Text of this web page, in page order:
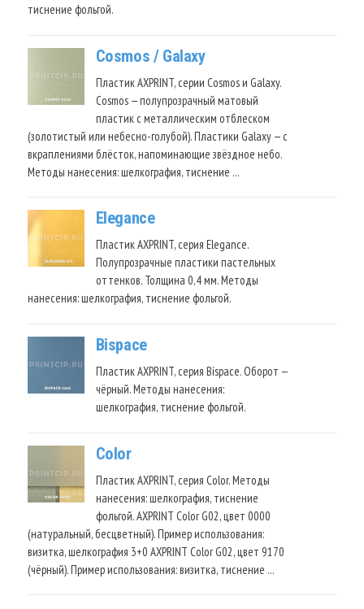
тиснение фольгой.
Cosmos / Galaxy
Пластик AXPRINT, серии Cosmos и Galaxy.
Cosmos — полупрозрачный матовый
пластик с металлическим отблеском
(золотистый или небесно-голубой). Пластики Galaxy — с
вкраплениями блёсток, напоминающие звёздное небо.
Методы нанесения: шелкография, тиснение …
Elegance
Пластик AXPRINT, серия Elegance.
Полупрозрачные пластики пастельных
оттенков. Толщина 0,4 мм. Методы
нанесения: шелкография, тиснение фольгой.
Bispace
Пластик AXPRINT, серия Bispace. Оборот —
чёрный. Методы нанесения:
шелкография, тиснение фольгой.
Color
Пластик AXPRINT, серия Color. Методы
нанесения: шелкография, тиснение
фольгой. AXPRINT Color G02, цвет 0000
(натуральный, бесцветный). Пример использования:
визитка, шелкография 3+0 AXPRINT Color G02, цвет 9170
(чёрный). Пример использования: визитка, тиснение …